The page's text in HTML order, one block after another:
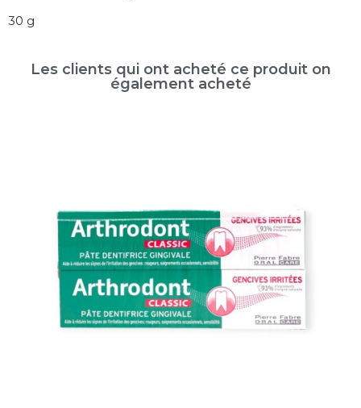
30 g
Les clients qui ont acheté ce produit on
également acheté